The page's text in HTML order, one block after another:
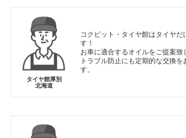
タイヤ館厚別
北海道
コクピット・タイヤ館はタイヤだ
す！
お車に適合するオイルをご提案致
トラブル防止にも定期的な交換を
す。